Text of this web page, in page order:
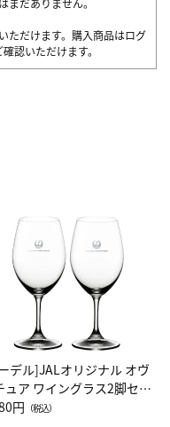
ただけます。購入商品はログ
認いただけます。
デル]JALオリジナル オヴ
ュア ワイングラス2脚セッ
レッドワイン）
円 （税込）